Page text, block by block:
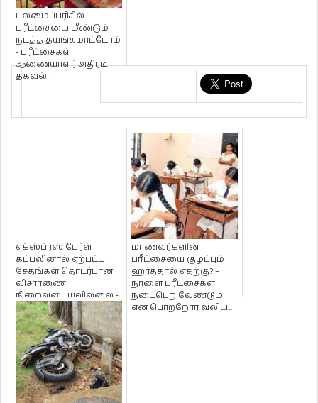
புலமைப்பரிசில்
பரீட்சையை மீண்டும்
நடத்த தயங்கமாட்டோம்
- பரீட்சைகள்
ஆணையாளர் அதிரடி
தகவல்!
எக்ஸ்ப்ரஸ் பேர்ள்
கப்பலினால் ஏற்பட்ட
சேதங்கள் தொடர்பான
விசாரணை
நிறைவடையவில்லை -
சட்டமா அதிபர்
திணைக்...
மாணவர்களின்
பரீட்சையை குழப்பும்
ஹர்த்தால் எதற்கு? –
நாளை பரீட்சைகள்
நடைபெற வேண்டும்
என பொற்றோர் வலிய...